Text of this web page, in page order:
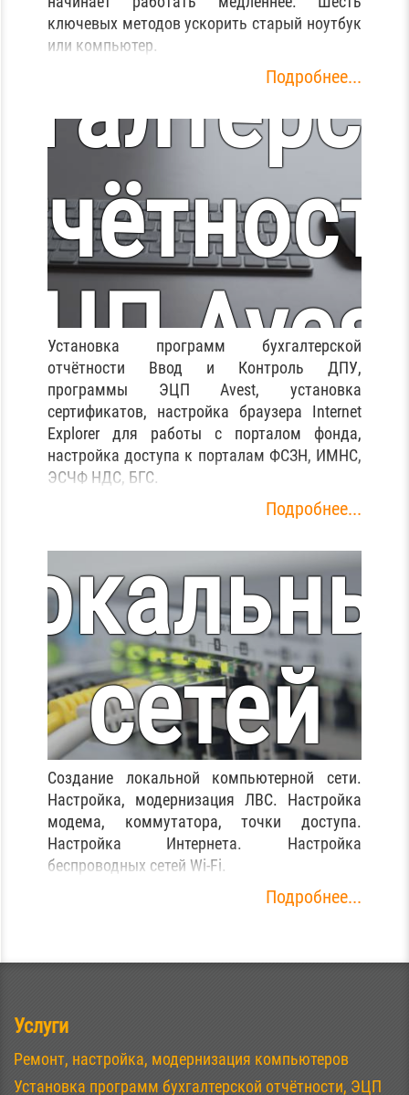
ключевых методов ускорить старый ноутбук
или компьютер.
Подробнее...
доступ к
порталам
Установка программ бухгалтерской
отчётности Ввод и Контроль ДПУ,
программы ЭЦП Avest, установка
сертификатов, настройка браузера Internet
Explorer для работы с порталом фонда,
настройка доступа к порталам ФСЗН, ИМНС,
ЭСЧФ НДС, БГС.
Подробнее...
сетей
wi-
Создание локальной компьютерной сети.
Настройка, модернизация ЛВС. Настройка
модема, коммутатора, точки доступа.
Настройка Интернета. Настройка
беспроводных сетей Wi-Fi.
Подробнее...
Услуги
Ремонт, настройка, модернизация компьютеров
Установка программ бухгалтерской отчётности, ЭЦП